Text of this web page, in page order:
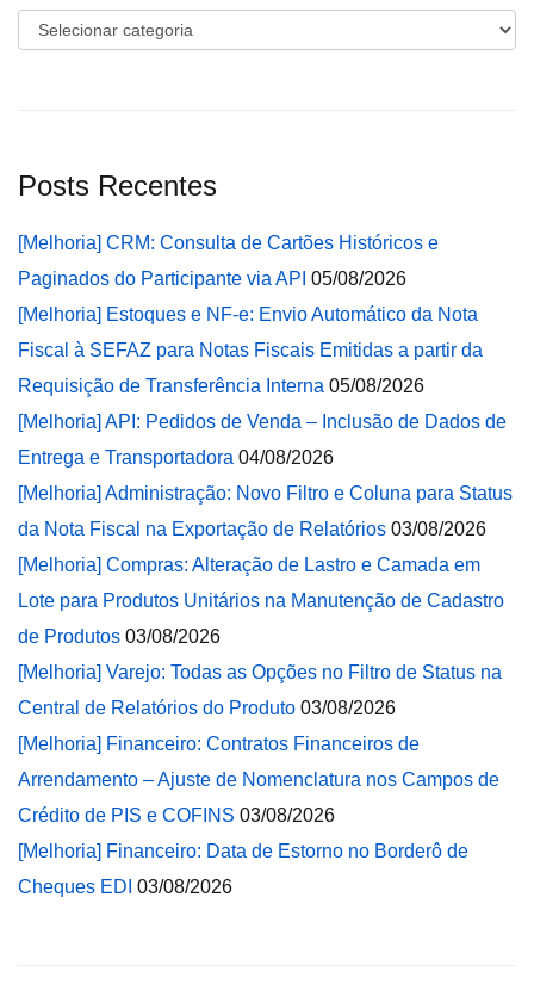
Categorias
Posts Recentes
[Melhoria] CRM: Consulta de Cartões Históricos e
Paginados do Participante via API 05/08/2026
[Melhoria] Estoques e NF-e: Envio Automático da Nota
Fiscal à SEFAZ para Notas Fiscais Emitidas a partir da
Requisição de Transferência Interna 05/08/2026
[Melhoria] API: Pedidos de Venda – Inclusão de Dados de
Entrega e Transportadora 04/08/2026
[Melhoria] Administração: Novo Filtro e Coluna para Status
da Nota Fiscal na Exportação de Relatórios 03/08/2026
[Melhoria] Compras: Alteração de Lastro e Camada em
Lote para Produtos Unitários na Manutenção de Cadastro
de Produtos 03/08/2026
[Melhoria] Varejo: Todas as Opções no Filtro de Status na
Central de Relatórios do Produto 03/08/2026
[Melhoria] Financeiro: Contratos Financeiros de
Arrendamento – Ajuste de Nomenclatura nos Campos de
Crédito de PIS e COFINS 03/08/2026
[Melhoria] Financeiro: Data de Estorno no Borderô de
Cheques EDI 03/08/2026